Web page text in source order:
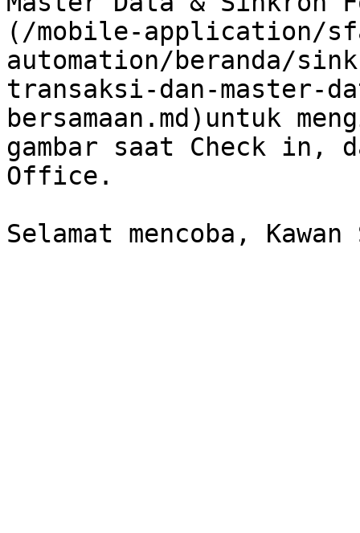
(/mobile-application/
automation/beranda/
transaksi-dan-master-
bersamaan.md)untuk
gambar saat Check in,
Office.